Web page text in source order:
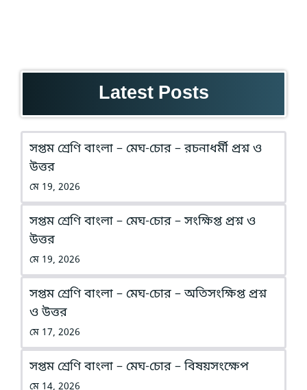
Latest Posts
সপ্তম শ্রেণি বাংলা – মেঘ-চোর – রচনাধর্মী প্রশ্ন ও
উত্তর
মে 19, 2026
সপ্তম শ্রেণি বাংলা – মেঘ-চোর – সংক্ষিপ্ত প্রশ্ন ও
উত্তর
মে 19, 2026
সপ্তম শ্রেণি বাংলা – মেঘ-চোর – অতিসংক্ষিপ্ত প্রশ্ন
ও উত্তর
মে 17, 2026
সপ্তম শ্রেণি বাংলা – মেঘ-চোর – বিষয়সংক্ষেপ
মে 14, 2026